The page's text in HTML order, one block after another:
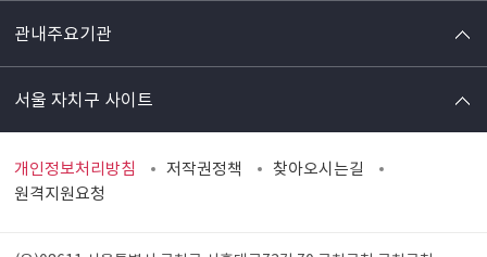
관내주요기관
서울 자치구 사이트
개인정보처리방침 저작권정책
찾아오시는길
원격지원요청